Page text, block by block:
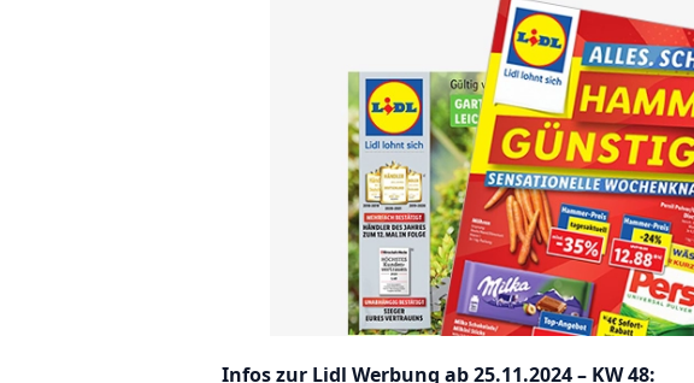
Infos zur Lidl Werbung ab 25.11.2024 – KW 48: